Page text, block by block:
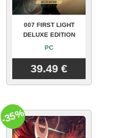
007 FIRST LIGHT
DELUXE EDITION
PC
39.49 €
-35%